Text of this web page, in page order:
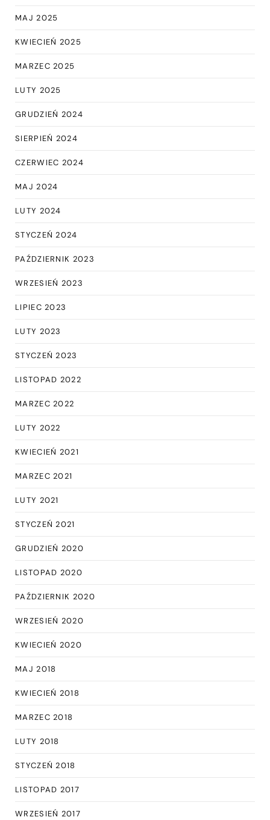
MAJ 2025
KWIECIEŃ 2025
MARZEC 2025
LUTY 2025
GRUDZIEŃ 2024
SIERPIEŃ 2024
CZERWIEC 2024
MAJ 2024
LUTY 2024
STYCZEŃ 2024
PAŹDZIERNIK 2023
WRZESIEŃ 2023
LIPIEC 2023
LUTY 2023
STYCZEŃ 2023
LISTOPAD 2022
MARZEC 2022
LUTY 2022
KWIECIEŃ 2021
MARZEC 2021
LUTY 2021
STYCZEŃ 2021
GRUDZIEŃ 2020
LISTOPAD 2020
PAŹDZIERNIK 2020
WRZESIEŃ 2020
KWIECIEŃ 2020
MAJ 2018
KWIECIEŃ 2018
MARZEC 2018
LUTY 2018
STYCZEŃ 2018
LISTOPAD 2017
WRZESIEŃ 2017